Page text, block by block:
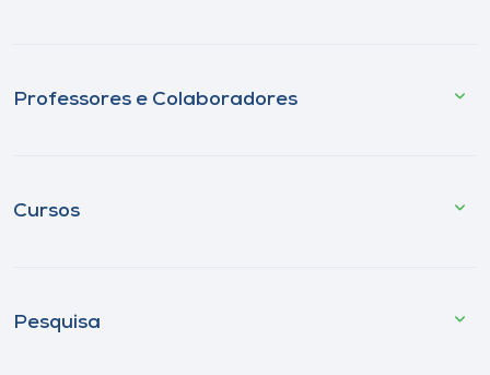
Professores e Colaboradores
Cursos
Pesquisa